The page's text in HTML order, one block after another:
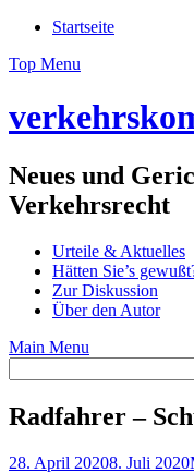
Skip
content
Startseite
Top Menu
Neues und
Verkehrsrecht
Urteile & Aktuelles
Hätten Sie’s
Zur Diskussion
Über den Autor
Main Menu
Radfahrer –
28. April 20208. Juli 2020